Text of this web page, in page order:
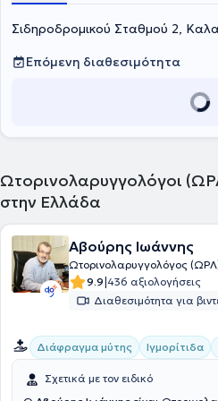
Orl AThens Clinic, της Αθηναϊκής
Ιασώ General, της Ευρωκλινικής
Παίδων. Τέλος, ο γιατρός είναι
Φωνιατρικής και Φωνητικών
Εταιρείας ΩΡΛ Αλλεργίας
Σιδηροδρομικού Σταθμού 2,
Επόμενη διαθεσιμότητα
Ωτορινολαρυγγολόγοι
στην Ελλάδα
Αβούρης Ιωάννης
Ωτορινολαρυγγολόγος
9.9|436 αξιολογήσεις
Διαθεσιμότητα για
Διάφραγμα μύτης Ιγμορίτιδα
Σχετικά με τον ειδικό